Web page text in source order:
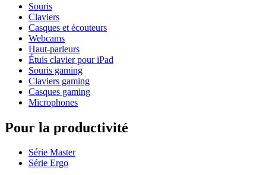
Souris
Claviers
Casques et écouteurs
Webcams
Haut-parleurs
Étuis clavier pour iPad
Souris gaming
Claviers gaming
Casques gaming
Microphones
Pour la productivité
Série Master
Série Ergo